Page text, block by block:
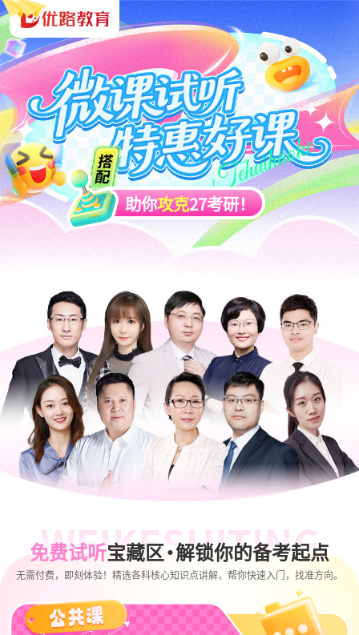
助你攻克27考研！
免费试听宝藏区·解锁你的备考起点
无需付费，即刻体验！精选各科核心知识点讲解，帮你快速入门，找准方向。